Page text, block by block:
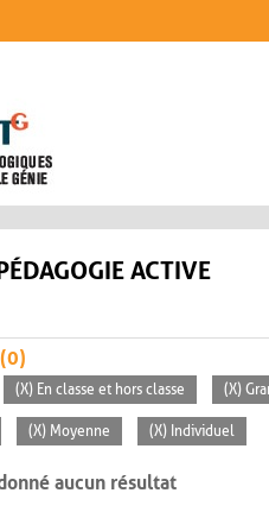
ACTIVE
(0)
(X) En classe et hors classe (X)
(X) Moyenne (X) Individuel
aucun résultat